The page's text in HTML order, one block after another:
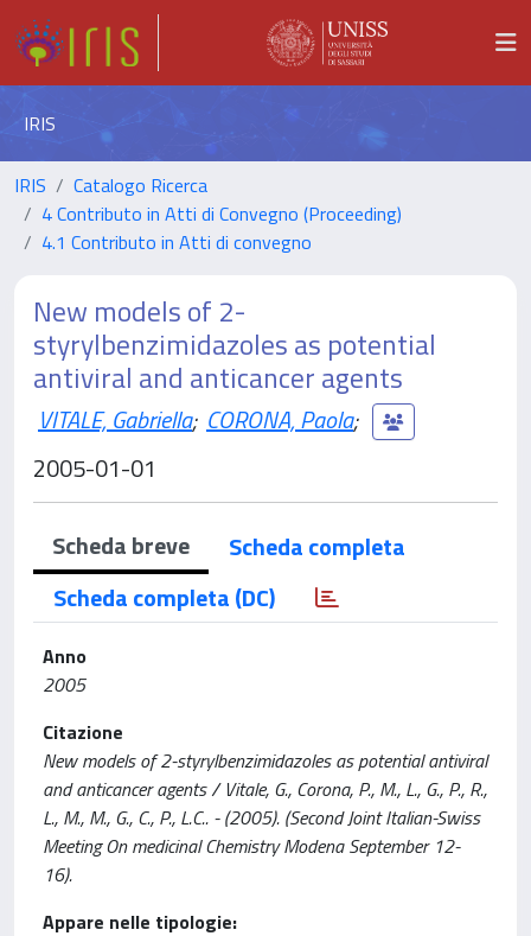
IRIS
IRIS
Catalogo Ricerca
4 Contributo in Atti di Convegno (Proceeding)
4.1 Contributo in Atti di convegno
New models of 2-
styrylbenzimidazoles as potential
antiviral and anticancer agents
VITALE, Gabriella; CORONA, Paola;
2005-01-01
Scheda breve
Scheda completa
Scheda completa (DC)
Anno
2005
Citazione
New models of 2-styrylbenzimidazoles as potential antiviral
and anticancer agents / Vitale, G., Corona, P., M., L., G., P., R.,
L., M., M., G., C., P., L.C.. - (2005). (Second Joint Italian-Swiss
Meeting On medicinal Chemistry Modena September 12-
16).
Appare nelle tipologie: